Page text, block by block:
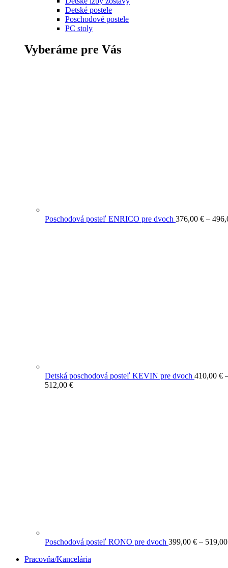
Detské postele
Poschodové postele
PC stoly
Vyberáme pre Vás
Poschodová posteľ ENRICO pre dvoch 376,00 € –
Detská poschodová posteľ KEVIN pre dvoch 410,00 €
512,00 €Price
Poschodová posteľ RONO pre dvoch 399,00 € –
Pracovňa/Kancelária